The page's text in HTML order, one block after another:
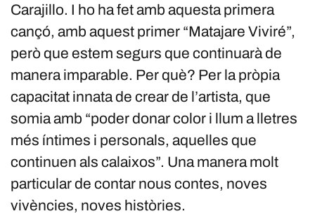
Carajillo. I ho ha fet amb aquesta primera
cançó, amb aquest primer “Matajare Viviré”,
però que estem segurs que continuarà de
manera imparable. Per què? Per la pròpia
capacitat innata de crear de l’artista, que
somia amb “poder donar color i llum a lletres
més íntimes i personals, aquelles que
continuen als calaixos”. Una manera molt
particular de contar nous contes, noves
vivències, noves històries.